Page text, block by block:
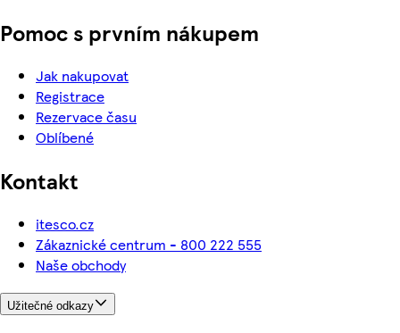
Pomoc s prvním nákupem
Jak nakupovat
Registrace
Rezervace času
Oblíbené
Kontakt
itesco.cz
Zákaznické centrum - 800 222 555
Naše obchody
Užitečné odkazy